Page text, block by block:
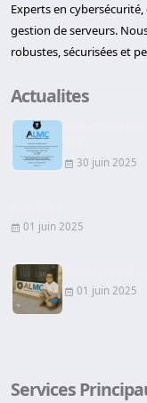
Experts en
gestion de serveurs.
robustes, sécurisées et
Actualites
30 juin 2025
01 juin 2025
01 juin 2025
Services